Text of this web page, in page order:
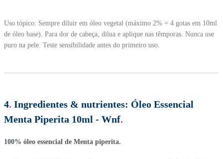
Uso tópico: Sempre diluir em óleo vegetal (máximo 2% = 4 gotas em 10ml
de óleo base). Para dor de cabeça, dilua e aplique nas têmporas. Nunca use
puro na pele. Teste sensibilidade antes do primeiro uso.
4. Ingredientes & nutrientes: Óleo Essencial
Menta Piperita 10ml - Wnf.
100% óleo essencial de Menta piperita.